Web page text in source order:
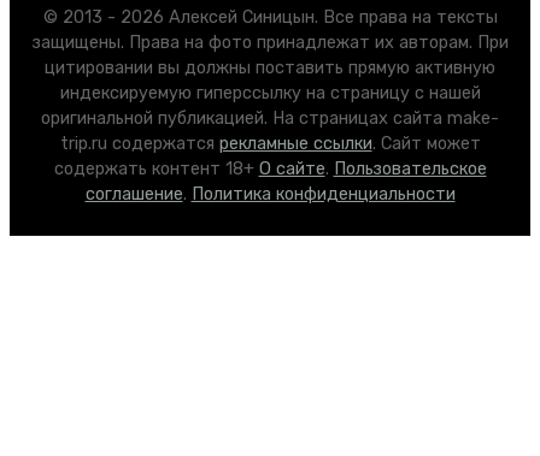
© 2013 - 2026 Алексей Синицын. Все права на тексты
защищены. Права на фото принадлежат их авторам. При
цитировании вы должны поставить прямую активную
индексируемую гиперссылку на страницу с нашей
оригинальной публикацией. На страницах сайта make-
trip.ru содержатся рекламные ссылки. Сайт может
содержать контент 18+ О сайте. Пользовательское
соглашение. Политика конфиденциальности